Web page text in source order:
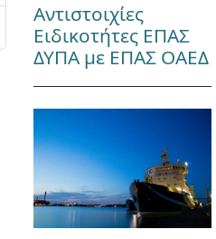
Αντιστοιχίες
Ειδικοτήτες ΕΠΑΣ
ΔΥΠΑ με ΕΠΑΣ ΟΑΕΔ